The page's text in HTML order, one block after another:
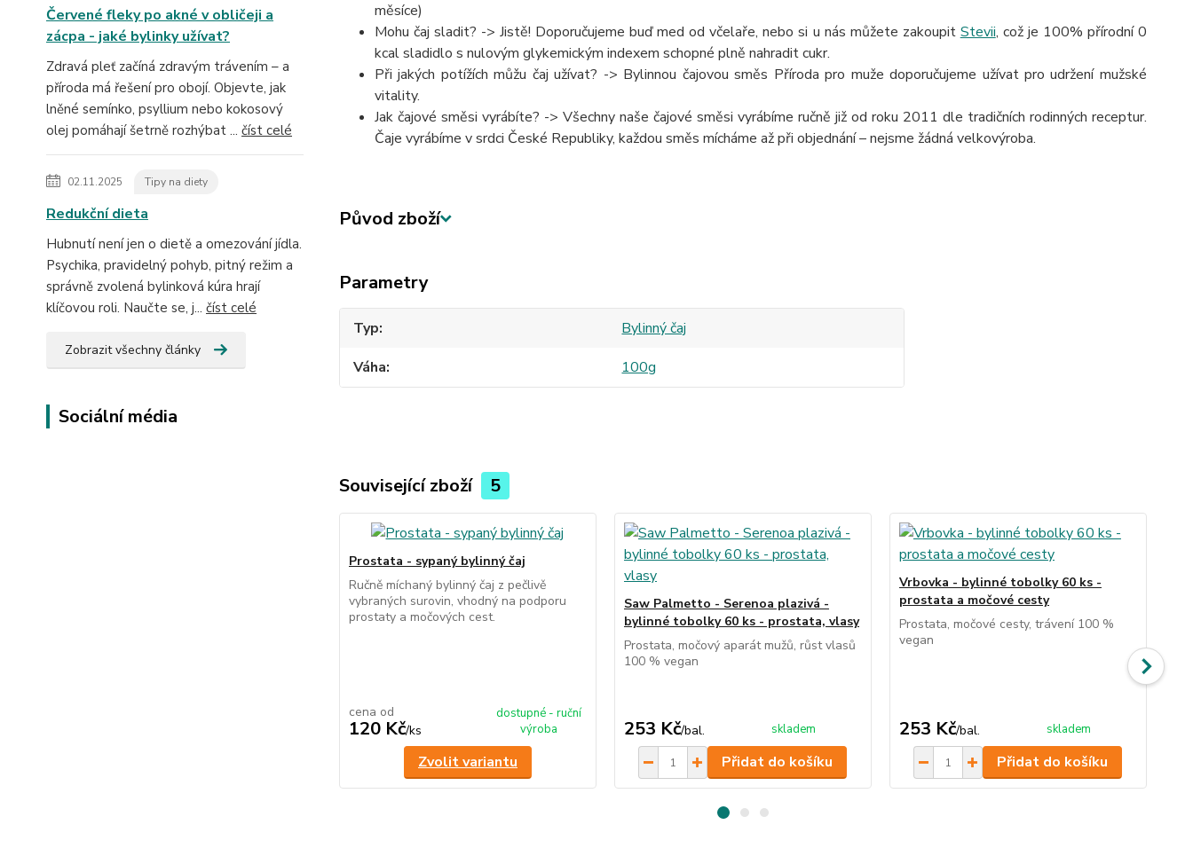
Červené fleky po akné v obličeji a
zácpa - jaké bylinky užívat?
Zdravá pleť začíná zdravým trávením – a
příroda má řešení pro obojí. Objevte, jak
lněné semínko, psyllium nebo kokosový
olej pomáhají šetrně rozhýbat ... číst celé
02.11.2025 Tipy na diety
Redukční dieta
Hubnutí není jen o dietě a omezování jídla.
Psychika, pravidelný pohyb, pitný režim a
správně zvolená bylinková kúra hrají
klíčovou roli. Naučte se, j... číst celé
Zobrazit všechny články
Sociální média
měsíce)
Mohu čaj sladit? -> Jistě! Doporučujeme buď med od včelaře, nebo si u nás můžete zakoupit Stevii, což je 100% přírodní 0
kcal sladidlo s nulovým glykemickým indexem schopné plně nahradit cukr.
Při jakých potížích můžu čaj užívat? -> Bylinnou čajovou směs Příroda pro muže doporučujeme užívat pro udržení mužské
vitality.
Jak čajové směsi vyrábíte? -> Všechny naše čajové směsi vyrábíme ručně již od roku 2011 dle tradičních rodinných receptur.
Čaje vyrábíme v srdci České Republiky, každou směs mícháme až při objednání – nejsme žádná velkovýroba.
Původ zboží
Parametry
Typ
Bylinný čaj
Váha
100g
Související zboží 5
Prostata - sypaný bylinný čaj
Ručně míchaný bylinný čaj z pečlivě
vybraných surovin, vhodný na podporu
prostaty a močových cest.
cena od
120 Kč/ks
dostupné - ruční
výroba
Zvolit variantu
Saw Palmetto - Serenoa plazivá -
bylinné tobolky 60 ks - prostata, vlasy
Prostata, močový aparát mužů, růst vlasů
100 % vegan
253 Kč/bal. skladem
Přidat do košíku
Vrbovka - bylinné tobolky 60 ks -
prostata a močové cesty
Prostata, močové cesty, trávení 100 %
vegan
253 Kč/bal. skladem
Přidat do košíku